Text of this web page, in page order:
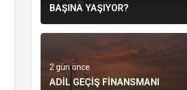
BAŞINA YAŞIYOR?
2 gün önce
ADIL GEÇIŞ FINANSMANI